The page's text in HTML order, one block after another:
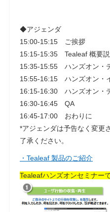
◆アジェンダ
15:00-15:15 ご挨拶
15:15-15:35 Tealeaf 概要説
15:35-15:55 ハンズオン・
15:55-16:15 ハンズオン・
16:15-16:30 ハンズオン・
16:30-16:45 QA
16:45-17:00 おわりに
*アジェンダは予告なく変更
了承ください。
・Tealeaf 製品のご紹介
Tealeafハンズオンセミナー